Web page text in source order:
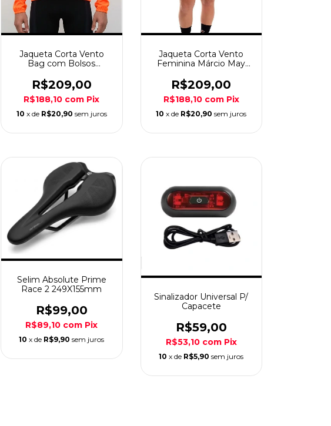
Jaqueta Corta Vento
Bag com Bolsos
R$209,00
R$188,10 com Pix
10 x de R$20,90 sem juros
Jaqueta Corta Vento
Feminina Márcio May
R$209,00
R$188,10 com Pix
10 x de R$20,90 sem juros
Selim Absolute Prime
Race 2 249X155mm
R$99,00
R$89,10 com Pix
10 x de R$9,90 sem juros
Sinalizador Universal P/
Capacete
R$59,00
R$53,10 com Pix
10 x de R$5,90 sem juros